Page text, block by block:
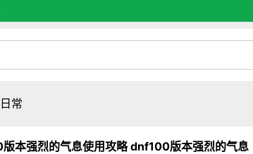
日常
本强烈的气息使用攻略 dnf100版本强烈的气息